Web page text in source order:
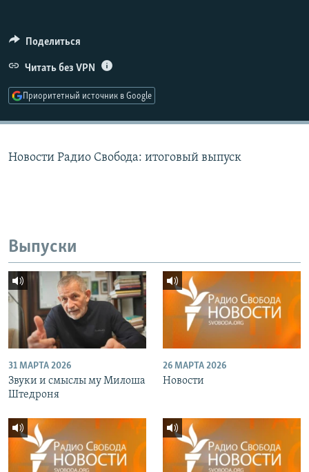
ПОДПИШИТЕСЬ НА РАССЫЛКУ
СОЦИАЛЬНЫЕ СЕТИ
Поделиться
Читать без VPN
Приоритетный источник в Google
Новости Радио Свобода: итоговый выпуск
Выпуски
31 МАРТА 2026
Звуки и смыслы му Милоша
Штедроня
26 МАРТА 2026
Новости